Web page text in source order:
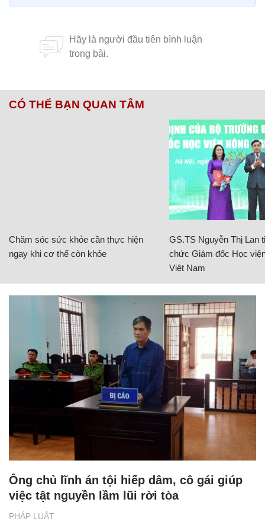
CÓ THỂ BẠN QUAN TÂM
Chăm sóc sức khỏe cần thực hiện
ngay khi cơ thể còn khỏe
GS.TS Nguyễn Thị Lan
chức Giám đốc Học
Việt Nam
PHÁP LUẬT
Ông chủ lĩnh án tội hiếp dâm, cô gái giúp
việc tật nguyền lầm lũi rời tòa